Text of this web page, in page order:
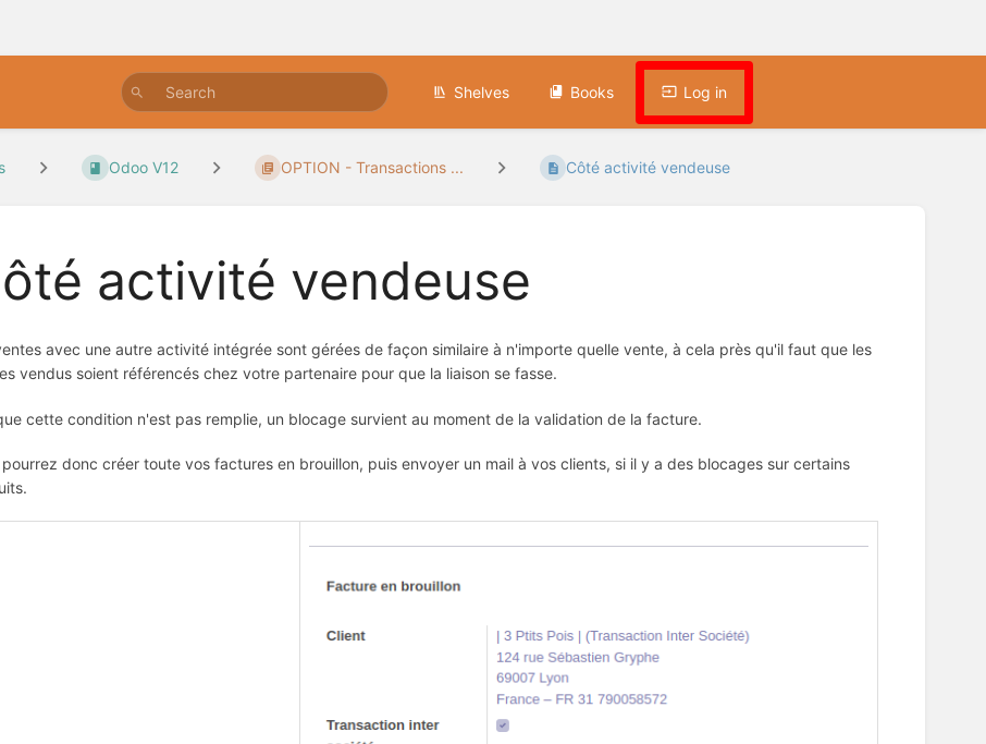
Shelves Books Log in
Odoo V12 OPTION - Transactions ... Côté activité vendeuse
activité vendeuse
avec une autre activité intégrée sont gérées de façon similaire à n'importe quelle vente, à cela près qu'il faut que les
vendus soient référencés chez votre partenaire pour que la liaison se fasse.
cette condition n'est pas remplie, un blocage survient au moment de la validation de la facture.
pourrez donc créer toute vos factures en brouillon, puis envoyer un mail à vos clients, si il y a des blocages sur certains